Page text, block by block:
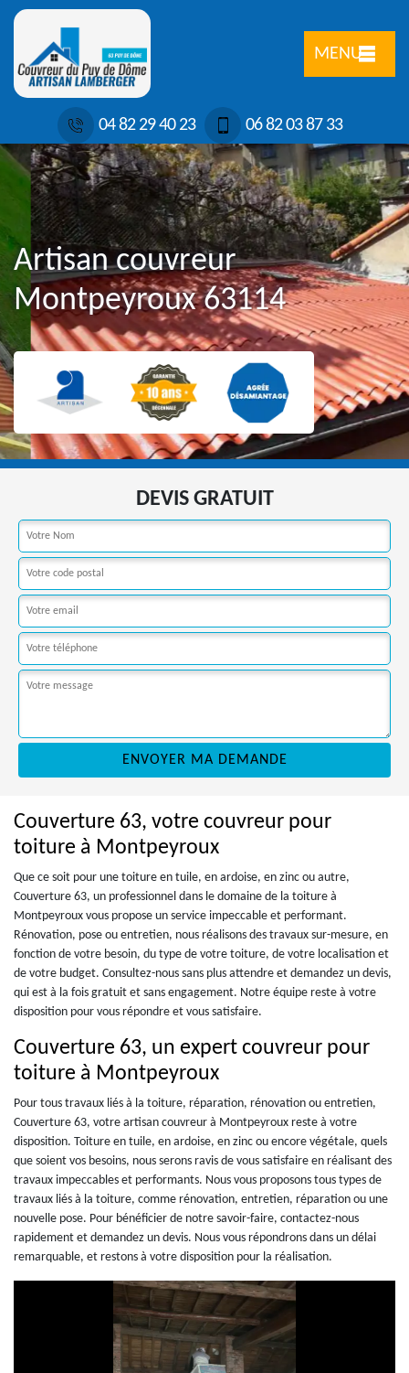
MENU
04 82 29 40 23 06 82 03 87 33
Artisan couvreur
Montpeyroux 63114
DEVIS GRATUIT
Couverture 63, votre couvreur pour
toiture à Montpeyroux
Que ce soit pour une toiture en tuile, en ardoise, en zinc ou autre,
Couverture 63, un professionnel dans le domaine de la toiture à
Montpeyroux vous propose un service impeccable et performant.
Rénovation, pose ou entretien, nous réalisons des travaux sur-mesure, en
fonction de votre besoin, du type de votre toiture, de votre localisation et
de votre budget. Consultez-nous sans plus attendre et demandez un devis,
qui est à la fois gratuit et sans engagement. Notre équipe reste à votre
disposition pour vous répondre et vous satisfaire.
Couverture 63, un expert couvreur pour
toiture à Montpeyroux
Pour tous travaux liés à la toiture, réparation, rénovation ou entretien,
Couverture 63, votre artisan couvreur à Montpeyroux reste à votre
disposition. Toiture en tuile, en ardoise, en zinc ou encore végétale, quels
que soient vos besoins, nous serons ravis de vous satisfaire en réalisant des
travaux impeccables et performants. Nous vous proposons tous types de
travaux liés à la toiture, comme rénovation, entretien, réparation ou une
nouvelle pose. Pour bénéficier de notre savoir-faire, contactez-nous
rapidement et demandez un devis. Nous vous répondrons dans un délai
remarquable, et restons à votre disposition pour la réalisation.